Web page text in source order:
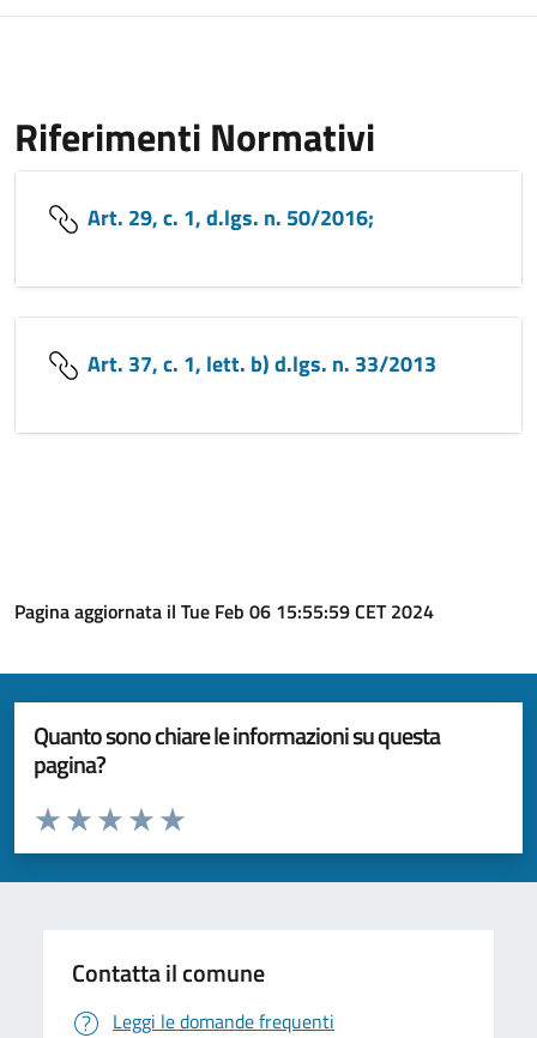
Riferimenti Normativi
Art. 29, c. 1, d.lgs. n. 50/2016;
Art. 37, c. 1, lett. b) d.lgs. n. 33/2013
Pagina aggiornata il Tue Feb 06 15:55:59 CET 2024
Quanto sono chiare le informazioni su questa
pagina?
Valuta da 1 a 5 stelle la pagina
Valuta 5 stelle su 5
Valuta 4 stelle su 5
Valuta 3 stelle su 5
Valuta 2 stelle su 5
Valuta 1 stelle su 5
Contatta il comune
Leggi le domande frequenti